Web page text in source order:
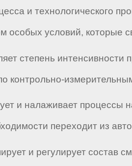
и технологического
особых условий, которые
степень интенсивности
контрольно-
и налаживает процессы
переходит из
и регулирует состав